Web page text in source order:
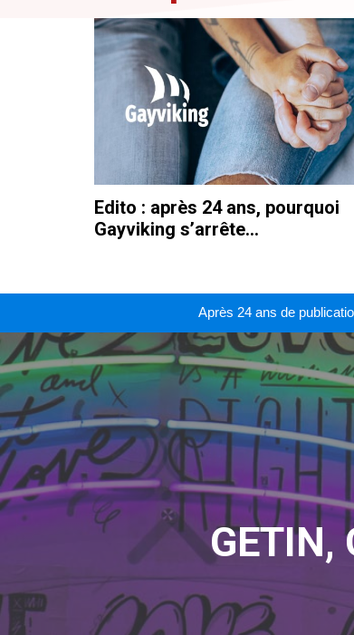
Edito : après 24 ans, pourquoi
Gayviking s’arrête…